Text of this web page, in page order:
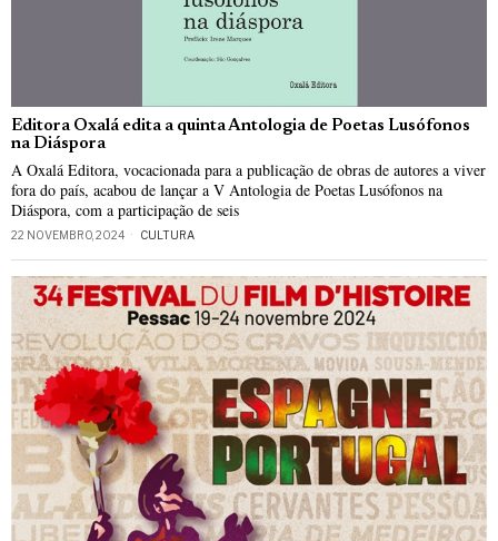
Editora Oxalá edita a quinta Antologia de Poetas Lusófonos
na Diáspora
A Oxalá Editora, vocacionada para a publicação de obras de autores a viver
fora do país, acabou de lançar a V Antologia de Poetas Lusófonos na
Diáspora, com a participação de seis
22 NOVEMBRO, 2024 CULTURA